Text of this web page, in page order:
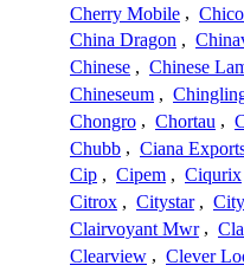
Cherry Mobile ,
China Dragon ,
Chinese , Chinese
Chineseum ,
Chongro , Chortau ,
Chubb , Ciana
Cip , Cipem , Ciqurix
Citrox , Citystar ,
Clairvoyant Mwr ,
Clearview , Clever